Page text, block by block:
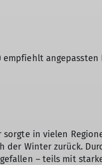
empfiehlt
sorgte in vielen
der Winter zurück.
– teils mit